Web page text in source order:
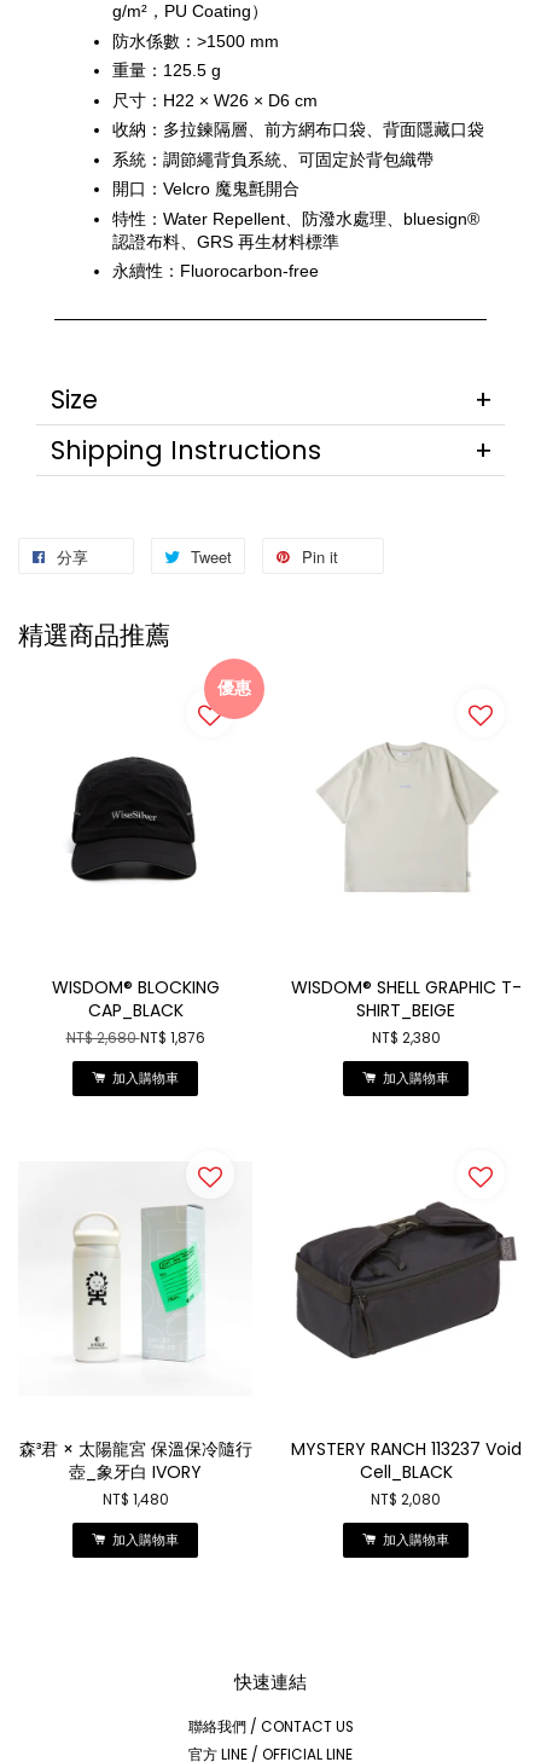
g/m²，PU Coating）
防水係數：>1500 mm
重量：125.5 g
尺寸：H22 × W26 × D6 cm
收納：多拉鍊隔層、前方網布口袋、背面隱藏口袋
系統：調節繩背負系統、可固定於背包織帶
開口：Velcro 魔鬼氈開合
特性：Water Repellent、防潑水處理、bluesign®
認證布料、GRS 再生材料標準
永續性：Fluorocarbon-free
Size
Shipping Instructions
分享 Tweet Pin it
精選商品推薦
優惠
WISDOM® BLOCKING
CAP_BLACK
NT$ 2,680NT$ 1,876
加入購物車
WISDOM® SHELL GRAPHIC T-
SHIRT_BEIGE
NT$ 2,380
加入購物車
森³君 × 太陽龍宮 保溫保冷隨行
壺_象牙白 IVORY
NT$ 1,480
加入購物車
MYSTERY RANCH 113237 Void
Cell_BLACK
NT$ 2,080
加入購物車
快速連結
聯絡我們 / CONTACT US
官方 LINE / OFFICIAL LINE